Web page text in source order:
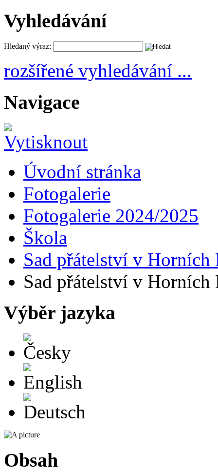
Vyhledávání
Hledaný výraz:
rozšířené vyhledávání ...
Navigace
Úvodní stránka
Fotogalerie
Fotogalerie 2024/2025
Škola
Sad přátelství v Horních
Sad přátelství v Horních
Výběr jazyka
Obsah